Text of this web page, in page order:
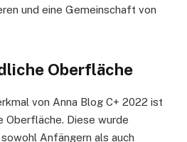
und eine Gemeinschaft von
Oberfläche
von Anna Blog C+ 2022 ist
Oberfläche. Diese wurde
Anfängern als auch